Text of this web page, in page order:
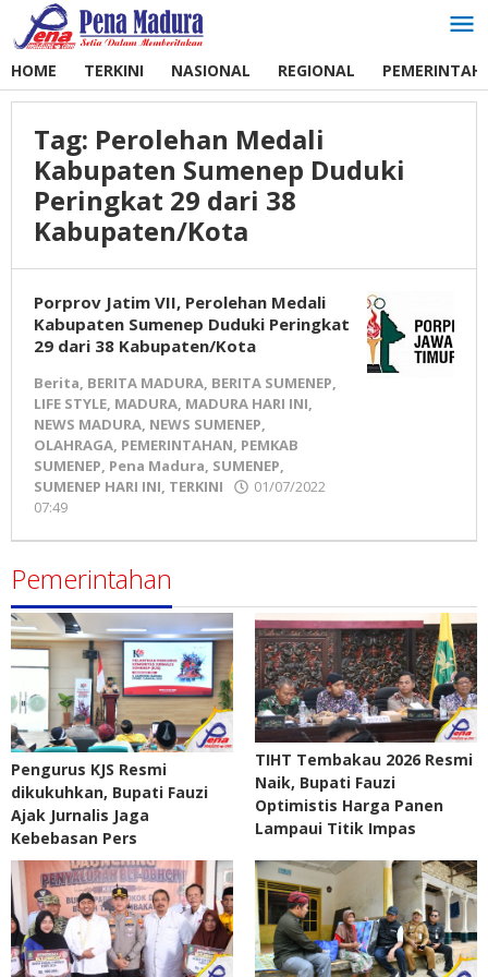
Lewati
ke
HOME TERKINI NASIONAL REGIONAL
Tag: Perolehan Medali
Kabupaten Sumenep Duduki
Peringkat 29 dari 38
Kabupaten/Kota
Porprov Jatim VII, Perolehan Medali
Kabupaten Sumenep Duduki Peringkat
29 dari 38 Kabupaten/Kota
Berita, BERITA MADURA, BERITA SUMENEP,
LIFE STYLE, MADURA, MADURA HARI INI,
NEWS MADURA, NEWS SUMENEP,
OLAHRAGA, PEMERINTAHAN, PEMKAB
SUMENEP, Pena Madura, SUMENEP,
SUMENEP HARI INI, TERKINI
01/07/2022
07:49
Madura
Pemerintahan
Pengurus KJS Resmi
dikukuhkan, Bupati Fauzi
Ajak Jurnalis Jaga
Kebebasan Pers
TIHT Tembakau 2026 Resmi
Naik, Bupati Fauzi
Optimistis Harga Panen
Lampaui Titik Impas